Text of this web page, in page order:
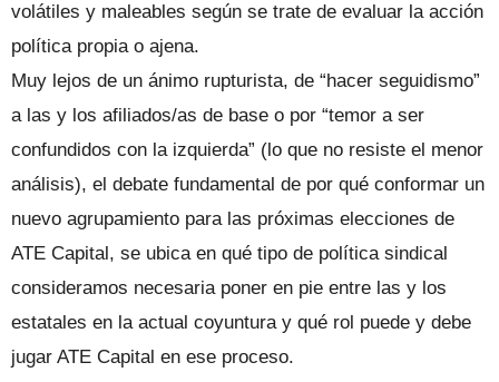
volátiles y maleables según se trate de evaluar la acción
política propia o ajena.
Muy lejos de un ánimo rupturista, de “hacer seguidismo”
a las y los afiliados/as de base o por “temor a ser
confundidos con la izquierda” (lo que no resiste el menor
análisis), el debate fundamental de por qué conformar un
nuevo agrupamiento para las próximas elecciones de
ATE Capital, se ubica en qué tipo de política sindical
consideramos necesaria poner en pie entre las y los
estatales en la actual coyuntura y qué rol puede y debe
jugar ATE Capital en ese proceso.